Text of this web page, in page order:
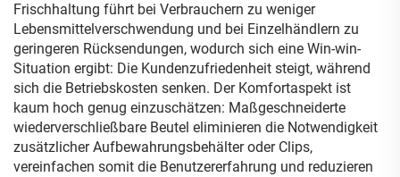
Frischhaltung führt bei Verbrauchern zu weniger
Lebensmittelverschwendung und bei Einzelhändlern zu
geringeren Rücksendungen, wodurch sich eine Win-win-
Situation ergibt: Die Kundenzufriedenheit steigt, während
sich die Betriebskosten senken. Der Komfortaspekt ist
kaum hoch genug einzuschätzen: Maßgeschneiderte
wiederverschließbare Beutel eliminieren die Notwendigkeit
zusätzlicher Aufbewahrungsbehälter oder Clips,
vereinfachen somit die Benutzererfahrung und reduzieren